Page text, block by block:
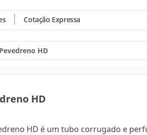
Cotação Expressa
Pevedreno HD
HD
HD é um tubo corrugado e